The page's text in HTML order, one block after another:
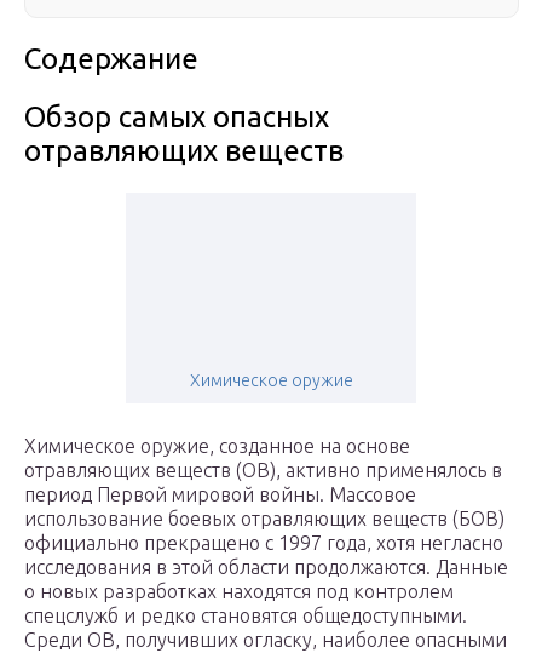
Содержание
Обзор самых опасных
отравляющих веществ
Химическое оружие
Химическое оружие, созданное на основе
отравляющих веществ (ОВ), активно применялось в
период Первой мировой войны. Массовое
использование боевых отравляющих веществ (БОВ)
официально прекращено с 1997 года, хотя негласно
исследования в этой области продолжаются. Данные
о новых разработках находятся под контролем
спецслужб и редко становятся общедоступными.
Среди ОВ, получивших огласку, наиболее опасными